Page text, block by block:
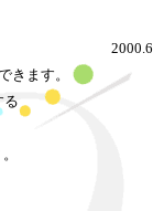
きます。